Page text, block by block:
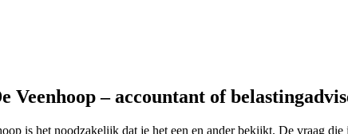
Veenhoop – accountant of
is het noodzakelijk dat je het een en ander bekijkt. De vraag